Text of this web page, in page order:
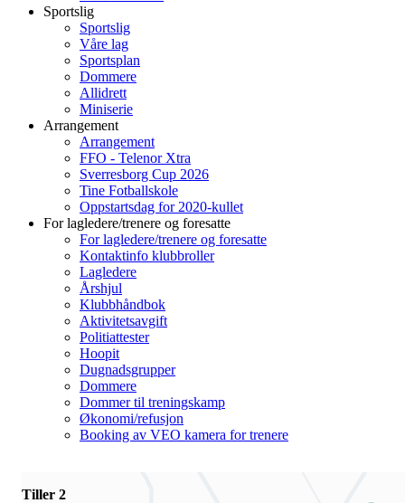
Sportslig
Sportslig
Våre lag
Sportsplan
Dommere
Allidrett
Miniserie
Arrangement
Arrangement
FFO - Telenor Xtra
Sverresborg Cup 2026
Tine Fotballskole
Oppstartsdag for 2020-kullet
For lagledere/trenere og foresatte
For lagledere/trenere og foresatte
Kontaktinfo klubbroller
Lagledere
Årshjul
Klubbhåndbok
Aktivitetsavgift
Politiattester
Hoopit
Dugnadsgrupper
Dommere
Dommer til treningskamp
Økonomi/refusjon
Booking av VEO kamera for trenere
Tiller 2